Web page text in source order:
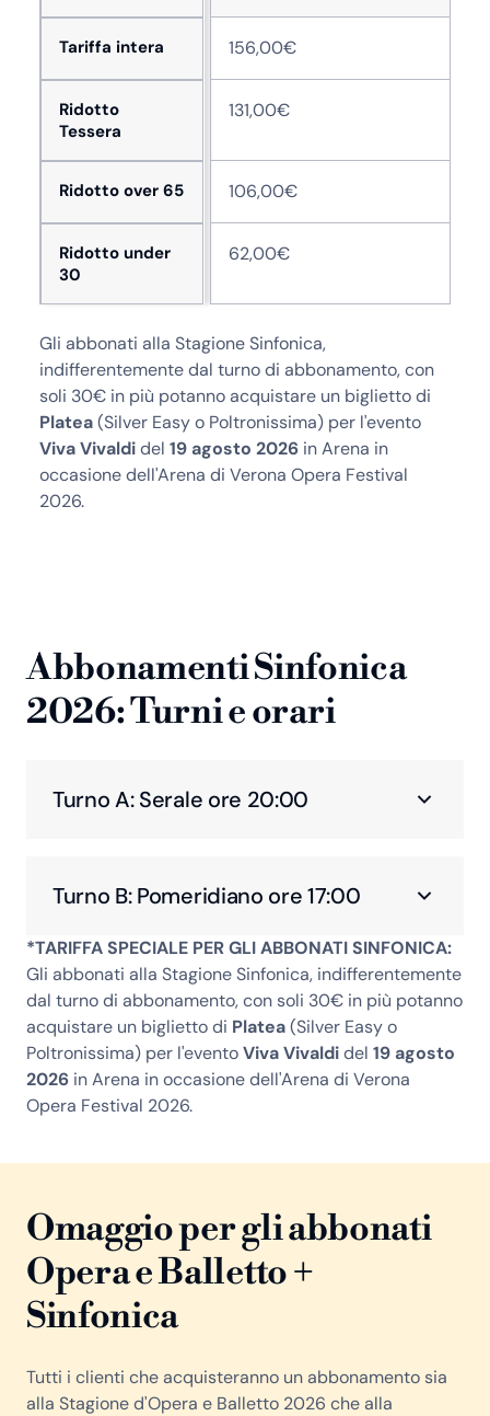
Tariffa intera
Ridotto
Tessera
Ridotto over 65
Ridotto under
30
156,00€
131,00€
106,00€
62,00€
Gli abbonati alla Stagione Sinfonica,
indifferentemente dal turno di abbonamento, con
soli 30€ in più potanno acquistare un biglietto di
Platea(Silver Easy o Poltronissima) per l'evento
VivaVivaldidel 19 agosto 2026 in Arena in
occasione dell'Arena di Verona Opera Festival
2026.
Abbonamenti Sinfonica
2026: Turni e orari
Turno A: Serale ore 20:00
Turno B: Pomeridiano ore 17:00
*TARIFFA SPECIALE PER GLI ABBONATI SINFONICA:
Gli abbonati alla Stagione Sinfonica, indifferentemente
dal turno di abbonamento, con soli 30€ in più potanno
acquistare un biglietto di Platea(Silver Easy o
Poltronissima) per l'eventoViva Vivaldidel 19 agosto
2026 in Arena in occasione dell'Arena di Verona
Opera Festival 2026.
Omaggio per gli abbonati
Opera e Balletto +
Sinfonica
Tutti i clienti che acquisteranno un abbonamento sia
alla Stagione d'Opera e Balletto 2026 che alla